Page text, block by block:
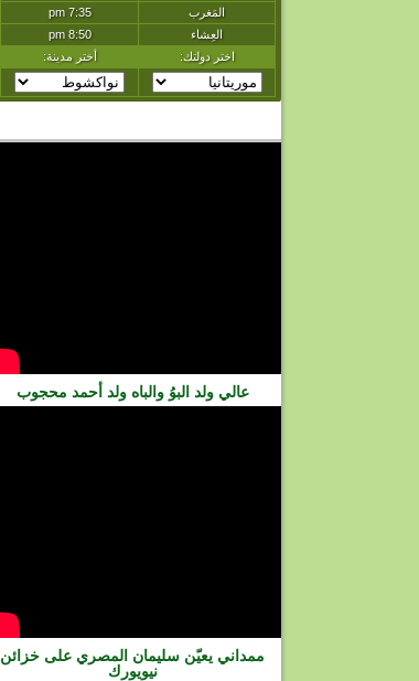
عالي ولد البوُ والباه ولد أحمد محجوب
ممداني يعيّن سليمان المصري على خزائن
نيويورك